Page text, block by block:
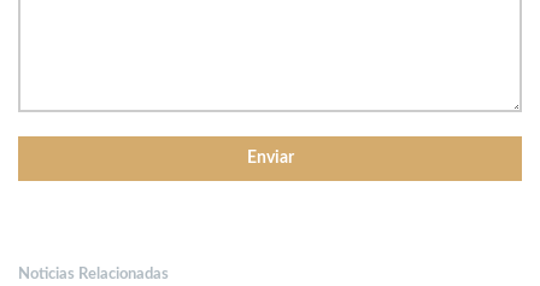
Noticias Relacionadas